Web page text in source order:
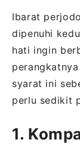
Ibarat
dipenuhi
hati ingin
syarat ini
perlu sedikit
1.